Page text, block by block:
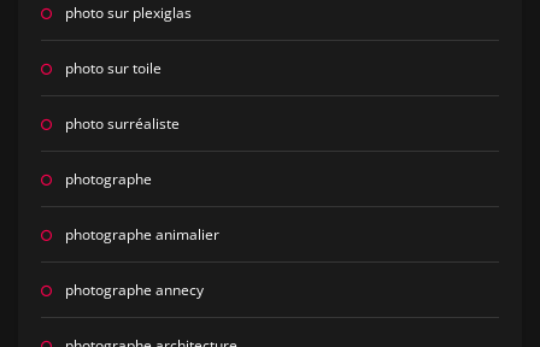
photo sur plexiglas
photo sur toile
photo surréaliste
photographe
photographe animalier
photographe annecy